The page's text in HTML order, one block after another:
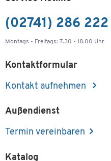
(02741) 286 222
Montags - Freitags: 7.30 - 18.00 Uhr
Kontaktformular
Kontakt aufnehmen
Außendienst
Termin vereinbaren
Katalog